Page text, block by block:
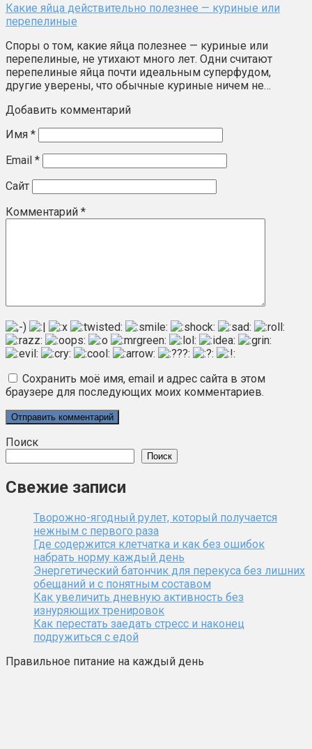
Какие яйца действительно полезнее — куриные или
перепелиные
Споры о том, какие яйца полезнее — куриные или
перепелиные, не утихают много лет. Одни считают
перепелиные яйца почти идеальным суперфудом,
другие уверены, что обычные куриные ничем не…
Добавить комментарий
Имя *
Email *
Сайт
Комментарий *
Сохранить моё имя, email и адрес сайта в этом
браузере для последующих моих комментариев.
Поиск
Поиск
Свежие записи
Творожно-ягодный рулет, который получается
нежным с первого раза
Где содержится клетчатка и как без ошибок
набрать норму каждый день
Энергетический батончик для перекуса без лишних
обещаний и с понятным составом
Как увеличить дневную активность без
изнуряющих тренировок
Как перестать заедать стресс и наконец
подружиться с едой
Правильное питание на каждый день